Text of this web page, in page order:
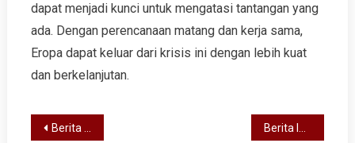
dapat menjadi kunci untuk mengatasi tantangan yang
ada. Dengan perencanaan matang dan kerja sama,
Eropa dapat keluar dari krisis ini dengan lebih kuat
dan berkelanjutan.
Post
Berita Dunia Terkini: Arah Kebijakan Luar Negeri Global